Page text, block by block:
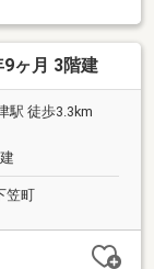
ヶ月 3階建
駅 徒歩3.3km
笠町